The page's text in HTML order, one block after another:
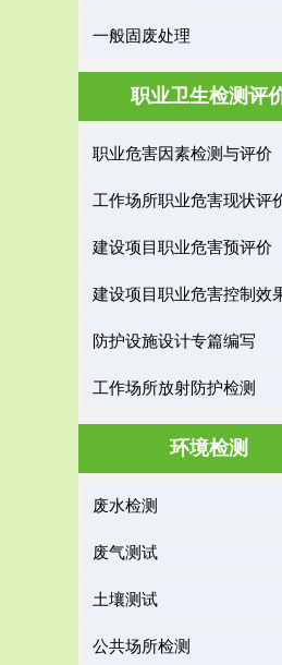
一般固废处理
职业卫生检测评
职业危害因素检测与评价
工作场所职业危害现状评
建设项目职业危害预评价
建设项目职业危害控制效
防护设施设计专篇编写
工作场所放射防护检测
环境检测
废水检测
废气测试
土壤测试
公共场所检测
服务范围
园区环保管家
保护作用促进供给侧结...
服务范围
危险废物处理
危险废物解释：根据《中华人民共
污染防治法》的规定，危...